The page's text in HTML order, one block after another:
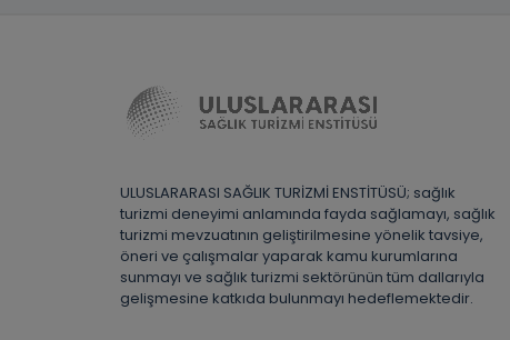
ULUSLARARASI SAĞLIK TURİZMİ ENSTİTÜSÜ; sağlık
turizmi deneyimi anlamında fayda sağlamayı, sağlık
turizmi mevzuatının geliştirilmesine yönelik tavsiye,
öneri ve çalışmalar yaparak kamu kurumlarına
sunmayı ve sağlık turizmi sektörünün tüm dallarıyla
gelişmesine katkıda bulunmayı hedeflemektedir.